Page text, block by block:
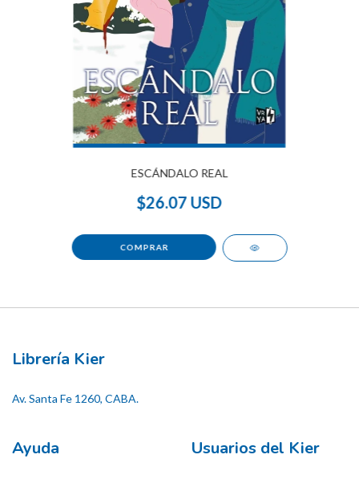
ESCÁNDALO REAL
$26.07 USD
Librería Kier
Av. Santa Fe 1260, CABA.
Ayuda Usuarios del Kier